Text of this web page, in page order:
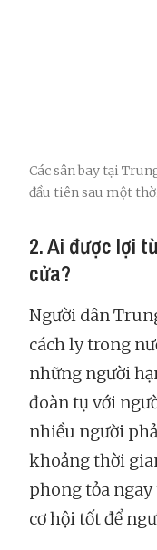
Các sân bay tại
đầu tiên sau một
2. Ai được lợi
cửa?
Người dân
cách ly trong
những người
đoàn tụ với
nhiều người
khoảng thời
phong tỏa
cơ hội tốt để